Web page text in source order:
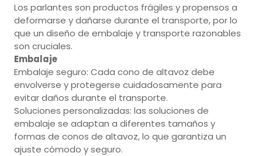
Los parlantes son productos frágiles y propensos a
deformarse y dañarse durante el transporte, por lo
que un diseño de embalaje y transporte razonables
son cruciales.
Embalaje
Embalaje seguro: Cada cono de altavoz debe
envolverse y protegerse cuidadosamente para
evitar daños durante el transporte.
Soluciones personalizadas: las soluciones de
embalaje se adaptan a diferentes tamaños y
formas de conos de altavoz, lo que garantiza un
ajuste cómodo y seguro.